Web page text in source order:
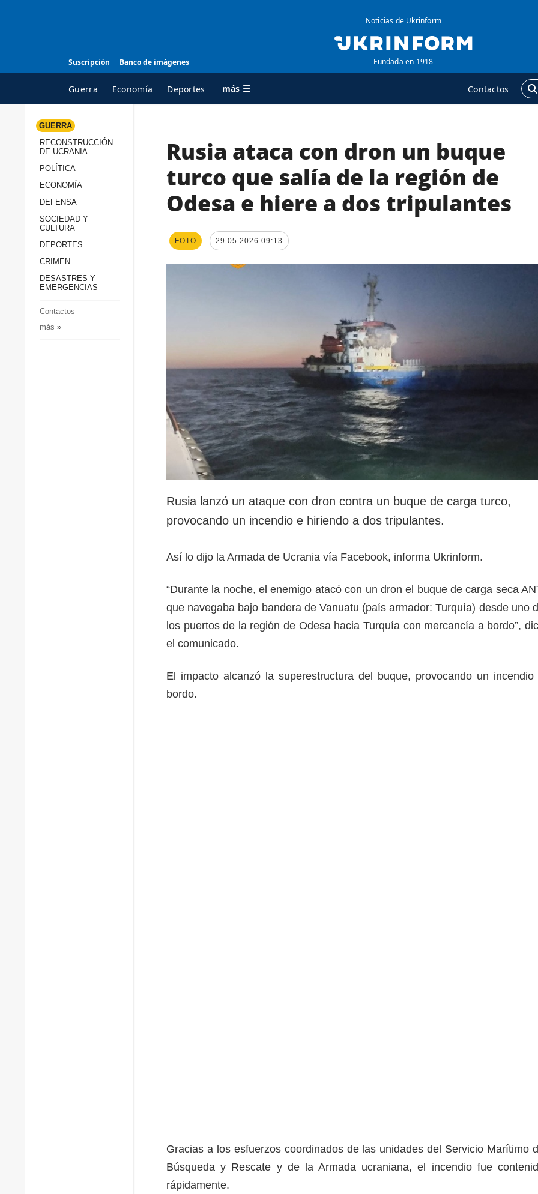
Suscripción Banco de imágenes
Noticias de Ukrinform
Fundada en 1918
Guerra Economía Deportes más ☰ Contactos
TODAS LAS
Reconstrucción de
Sociedad y Cultura
AGENCIA
sobre la agencia
contacto
condiciones de
servicios
ADICIONAL
Podcasts
Publicaciones
Entrevistas
Releases
GUERRA
RECONSTRUCCIÓN
DE UCRANIA
POLÍTICA
ECONOMÍA
DEFENSA
SOCIEDAD Y
CULTURA
DEPORTES
CRIMEN
DESASTRES Y
EMERGENCIAS
Contactos
más »
Rusia ataca con dron un buque
turco que salía de la región de
Odesa e hiere a dos tripulantes
FOTO 29.05.2026 09:13
Rusia lanzó un ataque con dron contra un buque de carga turco,
provocando un incendio e hiriendo a dos tripulantes.
Así lo dijo la Armada de Ucrania vía Facebook, informa Ukrinform.
“Durante la noche, el enemigo atacó con un dron el buque de carga seca
que navegaba bajo bandera de Vanuatu (país armador: Turquía) desde uno
los puertos de la región de Odesa hacia Turquía con mercancía a bordo”,
el comunicado.
El impacto alcanzó la superestructura del buque, provocando un incendio
bordo.
Gracias a los esfuerzos coordinados de las unidades del Servicio Marítimo
Búsqueda y Rescate y de la Armada ucraniana, el incendio fue
rápidamente.